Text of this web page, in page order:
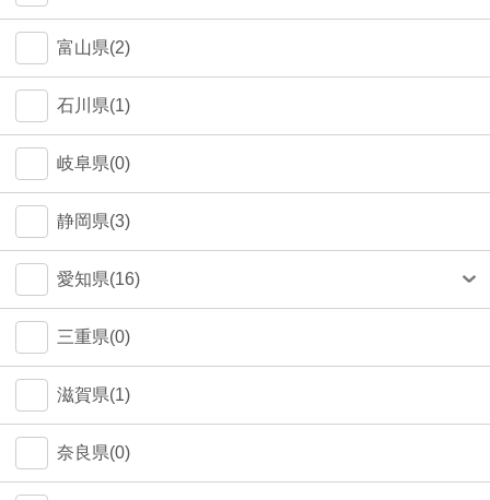
荒川区(0)
北区(0)
中野区(0)
江東区(0)
富山県(2)
石川県(1)
岐阜県(0)
静岡県(3)
愛知県(16)
名古屋市(14)
三重県(0)
滋賀県(1)
奈良県(0)